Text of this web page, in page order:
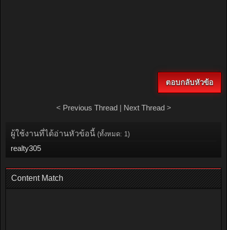
ตอบกลับหัวข้อ
< Previous Thread| Next Thread>
ผู้ใช้งานที่ได้อ่านหัวข้อนี้ (ทั้งหมด: 1)
realty305
Content Match